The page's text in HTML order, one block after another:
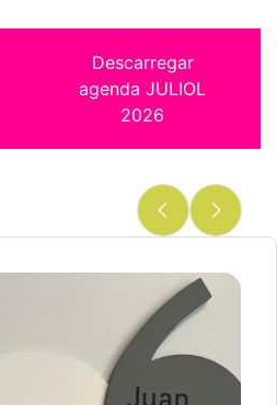
Descarregar
agenda JULIOL
2026